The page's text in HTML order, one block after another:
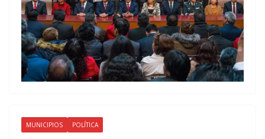
MUNICIPIOS POLÍTICA